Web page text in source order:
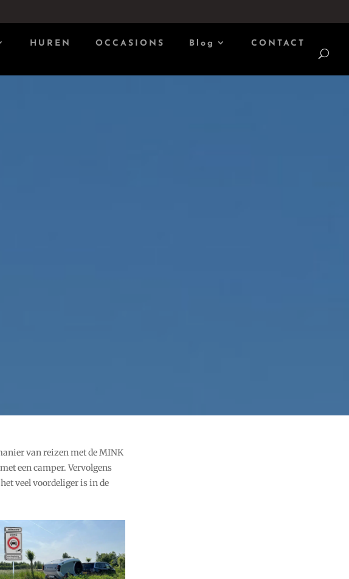
HUREN OCCASIONS Blog CONTACT
van reizen met de MINK
een camper. Vervolgens
veel voordeliger is in de